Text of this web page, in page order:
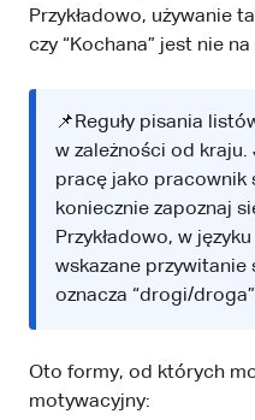
Przykładowo, używanie
czy “Kochana” jest nie
📌Reguły pisania
w zależności od
pracę jako pracownik
koniecznie zapoznaj
Przykładowo, w
wskazane przywitanie
oznacza “drogi/
Oto formy, od których
motywacyjny: